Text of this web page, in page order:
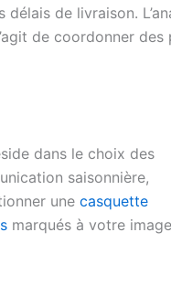
de livraison.
de coordonner des
dans le choix des
saisonnière,
une casquette
marqués à votre